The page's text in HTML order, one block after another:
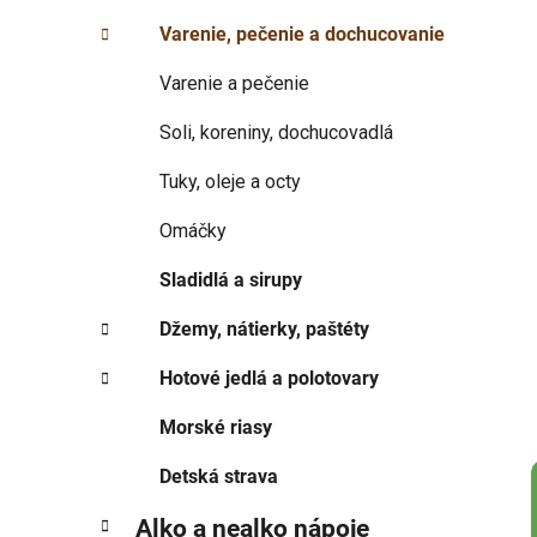
p
a
i
Varenie, pečenie a dochucovanie
Varenie a pečenie
Soli, koreniny, dochucovadlá
Tuky, oleje a octy
Omáčky
Sladidlá a sirupy
Džemy, nátierky, paštéty
Hotové jedlá a polotovary
Morské riasy
Detská strava
Alko a nealko nápoje